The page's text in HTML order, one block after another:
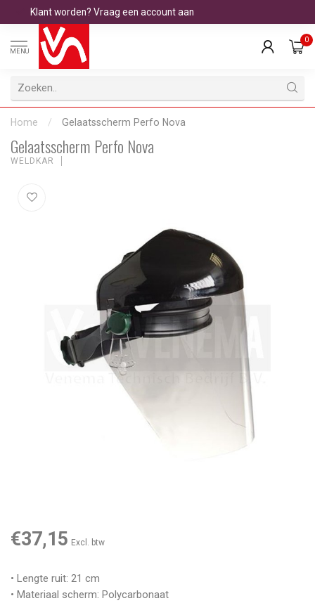
Klant worden? Vraag een account aan
MENU
0
Home / Gelaatsscherm Perfo Nova
Gelaatsscherm Perfo Nova
WELDKAR
€37,15 Excl. btw
• Lengte ruit: 21 cm
• Materiaal scherm: Polycarbonaat